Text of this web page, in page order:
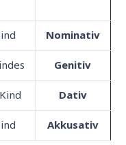
Nominativ
Genitiv
Dativ
Kind
Akkusativ